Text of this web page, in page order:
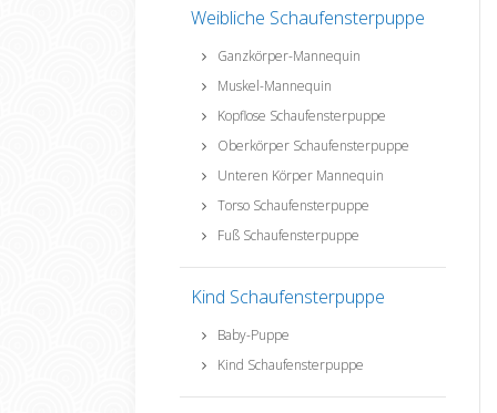
Weibliche Schaufensterpuppe
Ganzkörper-Mannequin
Muskel-Mannequin
Kopflose Schaufensterpuppe
Oberkörper Schaufensterpuppe
Unteren Körper Mannequin
Torso Schaufensterpuppe
Fuß Schaufensterpuppe
Kind Schaufensterpuppe
Baby-Puppe
Kind Schaufensterpuppe